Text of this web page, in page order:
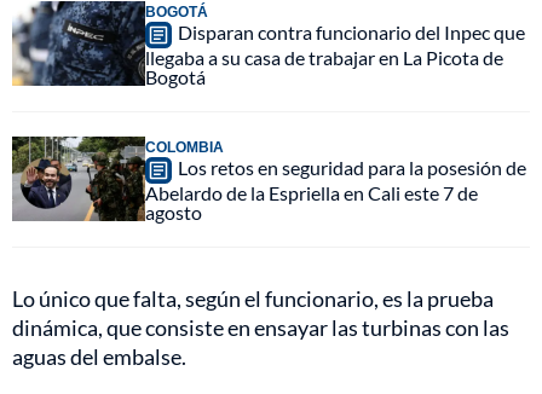
BOGOTÁ
Disparan contra funcionario del Inpec que
llegaba a su casa de trabajar en La Picota de
Bogotá
COLOMBIA
Los retos en seguridad para la posesión de
Abelardo de la Espriella en Cali este 7 de
agosto
Lo único que falta, según el funcionario, es la prueba
dinámica, que consiste en ensayar las turbinas con las
aguas del embalse.